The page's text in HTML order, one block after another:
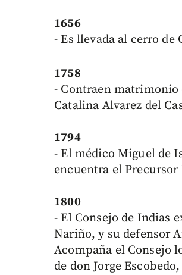
1656
- Es llevada al cerro de
1758
- Contraen matrimonio
Catalina Alvarez del
1794
- El médico Miguel de
encuentra el
1800
- El Consejo de Indias
Nariño, y su defensor
Acompaña el Consejo
de don Jorge